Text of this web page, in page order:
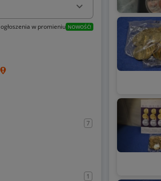
w promieniu NOWOŚĆ!
7
1